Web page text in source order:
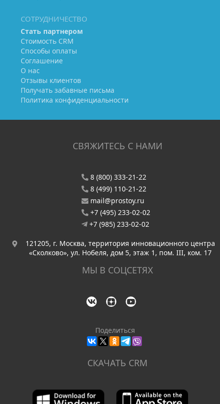
СОТРУДНИЧЕСТВО
Стать партнером
Стоимость CRM
Способы оплаты
Соглашение
О нас
Отзывы клиентов
Получать забавные письма
Политика конфиденциальности
СВЯЖИТЕСЬ С НАМИ
8 (800) 333-21-22
8 (499) 110-21-22
mail@prostoy.ru
+7 (495) 233-02-02
+7 (985) 233-02-02
121205, г. Москва, территория инновационного центра
«Сколково», ул. Нобеля, дом 5, этаж 1, пом. III, ком. 17
МЫ В СОЦСЕТЯХ
Поделиться
СКАЧАТЬ CRM